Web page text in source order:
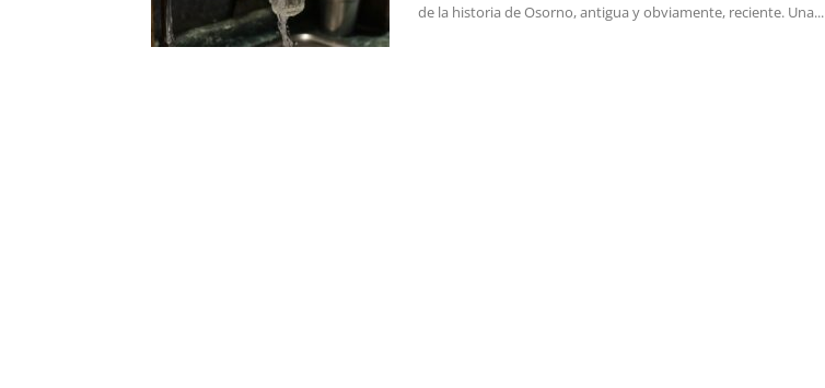
de la historia de Osorno, antigua y obviamente, reciente. Una...